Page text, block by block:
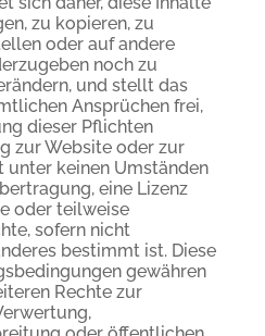
zu kopieren, zu
oder auf andere
noch zu
und stellt das
Ansprüchen frei,
dieser Pflichten
zur Website oder zur
keinen Umständen
eine Lizenz
oder teilweise
sofern nicht
bestimmt ist. Diese
gewähren
Rechte zur